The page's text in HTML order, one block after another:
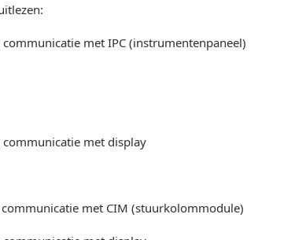
communicatie met IPC (instrumentenpaneel)
communicatie met display
communicatie met CIM (stuurkolommodule)